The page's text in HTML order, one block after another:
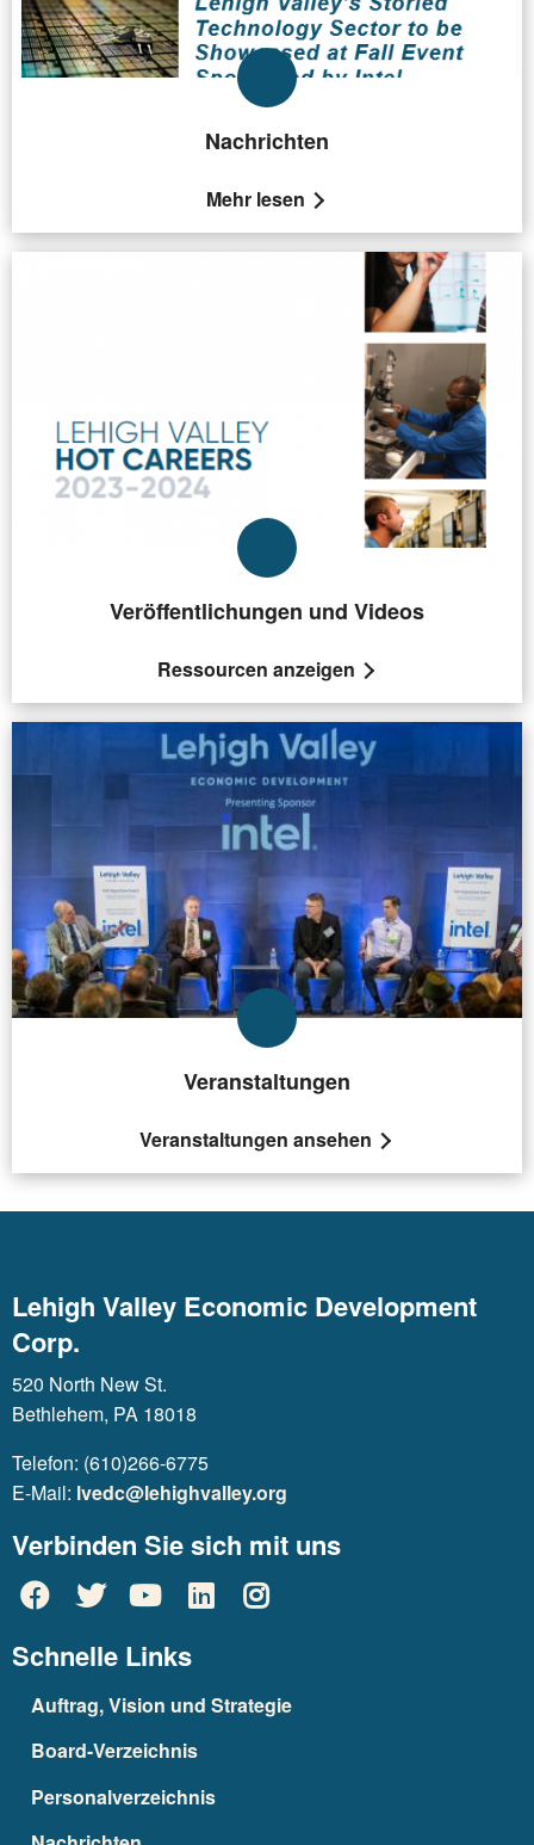
Nachrichten
Mehr lesen
Veröffentlichungen und Videos
Ressourcen anzeigen
Veranstaltungen
Veranstaltungen ansehen
Lehigh Valley Economic Development
Corp.
520 North New St.
Bethlehem, PA 18018
Telefon: (610)266-6775
E-Mail: lvedc@lehighvalley.org
Verbinden Sie sich mit uns
Schnelle Links
Auftrag, Vision und Strategie
Board-Verzeichnis
Personalverzeichnis